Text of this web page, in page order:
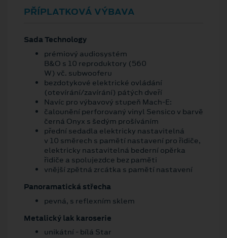
PŘÍPLATKOVÁ VÝBAVA
Sada Technology
prémiový audiosystém
B&O s 10 reproduktory (560
W) vč. subwooferu
bezdotykové elektrické ovládání
(otevírání/zavírání) pátých dveří
Navíc pro výbavový stupeň Mach-E:
čalounění perforovaný vinyl Sensico v barvě
černá Onyx s šedým prošíváním
přední sedadla elektricky nastavitelná
v 10 směrech s pamětí nastavení pro řidiče,
elektricky nastavitelná bederní opěrka
řidiče a spolujezdce bez paměti
vnější zpětná zrcátka s pamětí nastavení
Panoramatická střecha
pevná, s reflexním sklem
Metalický lak karoserie
unikátní - bílá Star